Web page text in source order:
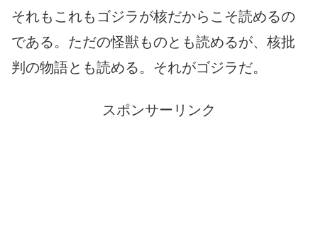
それもこれもゴジラが核だからこそ読めるの
である。ただの怪獣ものとも読めるが、核批
判の物語とも読める。それがゴジラだ。
スポンサーリンク